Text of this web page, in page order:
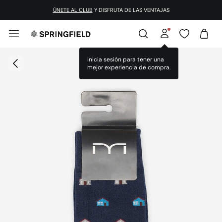
ÚNETE AL CLUB Y DISFRUTA DE LAS VENTAJAS
Inicia sesión para tener una
mejor experiencia de compra.